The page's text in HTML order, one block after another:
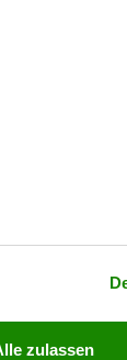
Ihre
wie Ihre
zulassen